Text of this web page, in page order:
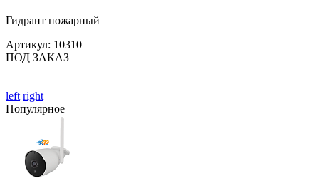
Гидрант пожарный
Артикул: 10310
ПОД ЗАКАЗ
left right
Популярное